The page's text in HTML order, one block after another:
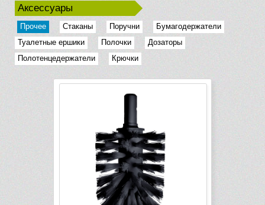
Аксессуары
Прочее Стаканы Поручни
Бумагодержатели
Туалетные ершики
Полочки
Дозаторы
Полотенцедержатели
Крючки